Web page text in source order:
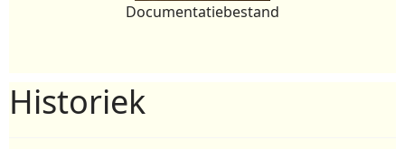
Documentatiebestand
Historiek